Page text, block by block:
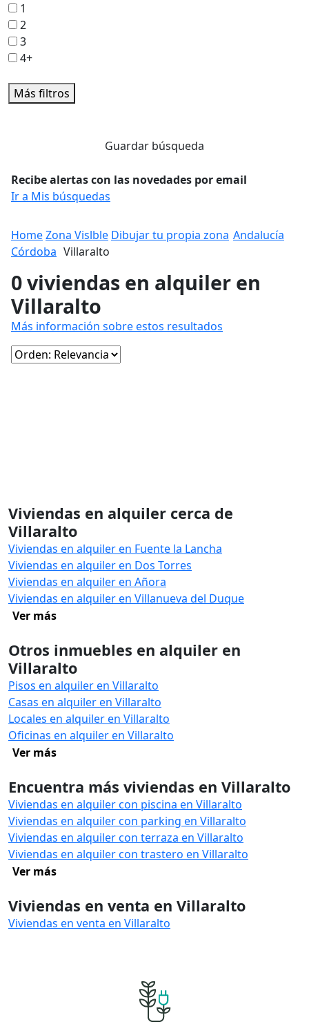
1
2
3
4+
Más filtros
Guardar búsqueda
Recibe alertas con las novedades por email
Ir a Mis búsquedas
HomeZona Vislble Dibujar tu propia zona Andalucía
Córdoba Villaralto
0 viviendas en alquiler en
Villaralto
Más información sobre estos resultados
Viviendas en alquiler cerca de
Villaralto
Viviendas en alquiler en Fuente la Lancha
Viviendas en alquiler en Dos Torres
Viviendas en alquiler en Añora
Viviendas en alquiler en Villanueva del Duque
Ver más
Otros inmuebles en alquiler en
Villaralto
Pisos en alquiler en Villaralto
Casas en alquiler en Villaralto
Locales en alquiler en Villaralto
Oficinas en alquiler en Villaralto
Ver más
Encuentra más viviendas en Villaralto
Viviendas en alquiler con piscina en Villaralto
Viviendas en alquiler con parking en Villaralto
Viviendas en alquiler con terraza en Villaralto
Viviendas en alquiler con trastero en Villaralto
Ver más
Viviendas en venta en Villaralto
Viviendas en venta en Villaralto